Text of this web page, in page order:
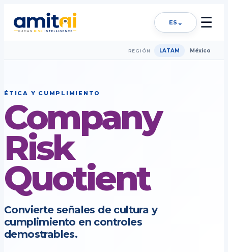
ES ⌄ ☰
REGIÓN LATAM México
ÉTICA Y CUMPLIMIENTO
Company
Risk
Quotient
Convierte señales de cultura y
cumplimiento en controles
demostrables.